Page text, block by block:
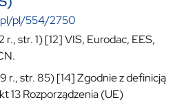
pl/554/2750
r., str. 1) [12] VIS, Eurodac, EES,
r., str. 85) [14] Zgodnie z definicją
13 Rozporządzenia (UE)